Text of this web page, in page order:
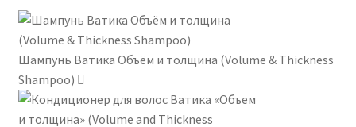
Шампунь Ватика Объём и толщина (Volume & Thickness
Shampoo)